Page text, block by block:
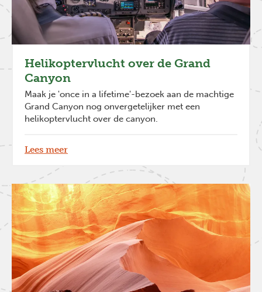
Helikoptervlucht over de Grand
Canyon
Maak je 'once in a lifetime'-bezoek aan de machtige
Grand Canyon nog onvergetelijker met een
helikoptervlucht over de canyon.
Lees meer